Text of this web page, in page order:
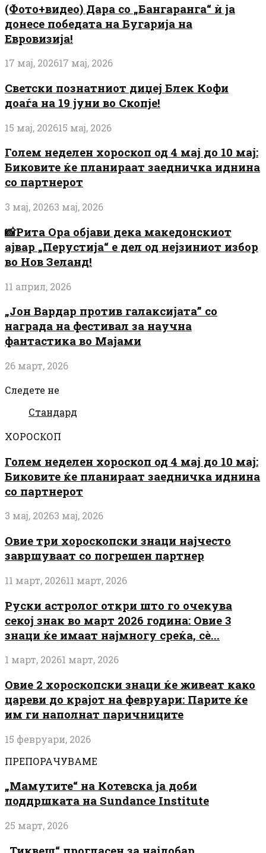
(Фото+видео) Дара со „Бангаранга“ ѝ ја
донесе победата на Бугарија на
Евровизија!
17 мај, 202617 мај, 2026
Светски познатниот диџеј Блек Кофи
доаѓа на 19 јуни во Скопје!
15 мај, 202615 мај, 2026
Голем неделен хороскоп од 4 мај до 10 мај:
Биковите ќе планираат заедничка иднина
со партнерот
3 мај, 20263 мај, 2026
📸Рита Ора објави дека македонскиот
ајвар „Перустија“ е дел од нејзиниот избор
во Нов Зеланд!
11 април, 2026
„Јон Вардар против галаксијата” со
награда на фестивал за научна
фантастика во Мајами
26 март, 2026
Следете не
Стандард
ХОРОСКОП
Голем неделен хороскоп од 4 мај до 10 мај:
Биковите ќе планираат заедничка иднина
со партнерот
3 мај, 20263 мај, 2026
Овие три хороскопски знаци најчесто
завршуваат со погрешен партнер
11 март, 202611 март, 2026
Руски астролог откри што го очекува
секој знак во март 2026 година: Овие 3
знаци ќе имаат најмногу среќа, сè...
1 март, 20261 март, 2026
Овие 2 хороскопски знаци ќе живеат како
цареви до крајот на февруари: Парите ќе
им ги наполнат паричниците
15 февруари, 2026
ПРЕПОРАЧУВАМЕ
„Мамутите“ на Котевска ја доби
поддршката на Sundance Institute
25 март, 2026